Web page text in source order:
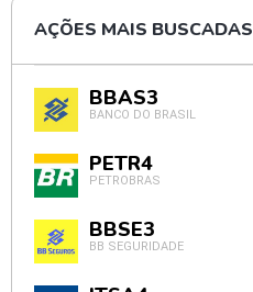
AÇÕES MAIS BUSCADAS
BBAS3
BANCO DO BRASIL
PETR4
PETROBRAS
BBSE3
BB SEGURIDADE